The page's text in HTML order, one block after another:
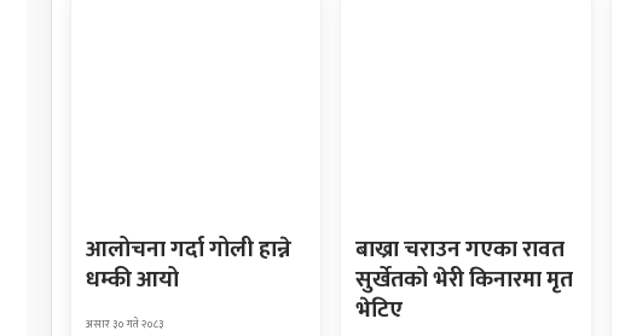
आलोचना गर्दा गोली हान्ने
धम्की आयो
असार ३० गते २०८३
बाख्रा चराउन गएका रावत
सुर्खेतको भेरी किनारमा मृत
भेटिए